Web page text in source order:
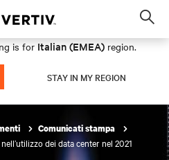
is for Italian (EMEA) region.
STAY IN MY REGION
Comunicati stampa
dei data center nel 2021